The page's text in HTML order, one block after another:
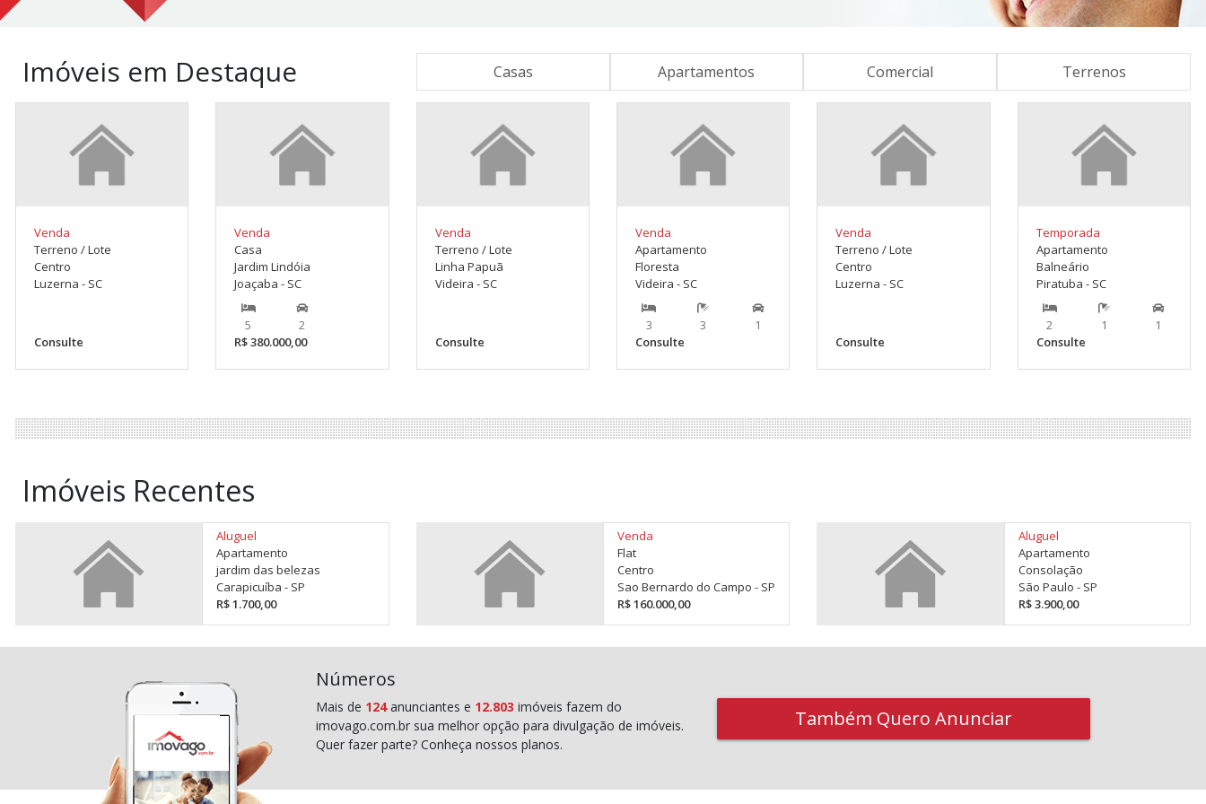
Imóveis em Destaque Casas Apartamentos Comercial Terrenos
Venda
Terreno / Lote
Centro
Luzerna - SC
Consulte
Venda
Casa
Jardim Lindóia
Joaçaba - SC
5
2
R$ 380.000,00
Venda
Terreno / Lote
Linha Papuã
Videira - SC
Consulte
Venda
Apartamento
Floresta
Videira - SC
3 3
1
Consulte
Venda
Terreno / Lote
Centro
Luzerna - SC
Consulte
Temporada
Apartamento
Balneário
Piratuba - SC
2 1
1
Consulte
Imóveis Recentes
Aluguel
Apartamento
jardim das belezas
Carapicuíba - SP
R$ 1.700,00
Venda
Flat
Centro
Sao Bernardo do Campo - SP
R$ 160.000,00
Aluguel
Apartamento
Consolação
São Paulo - SP
R$ 3.900,00
Números
Mais de 124anunciantes e 12.803 imóveis fazem do
imovago.com.br sua melhor opção para divulgação de imóveis.
Quer fazer parte? Conheça nossos planos.
Também Quero Anunciar